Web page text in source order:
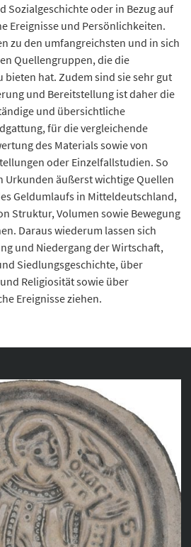
Sozialgeschichte oder in Bezug auf
Ereignisse und Persönlichkeiten.
zu den umfangreichsten und in sich
Quellengruppen, die die
bieten hat. Zudem sind sie sehr gut
und Bereitstellung ist daher die
und übersichtliche
für die vergleichende
des Materials sowie von
oder Einzelfallstudien. So
Urkunden äußerst wichtige Quellen
Geldumlaufs in Mitteldeutschland,
Struktur, Volumen sowie Bewegung
Daraus wiederum lassen sich
und Niedergang der Wirtschaft,
Siedlungsgeschichte, über
Religiosität sowie über
Ereignisse ziehen.